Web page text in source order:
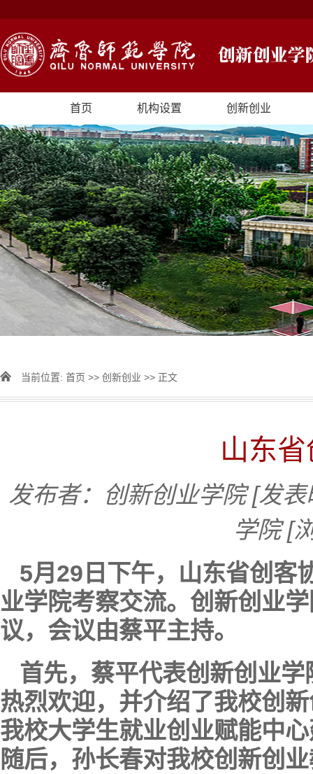
首页 机构设置 创新创业
当前位置: 首页 >> 创新创业 >> 正文
山东
发布者：创新创业学院 [发
学院[
5月29日下午，山东省创客
业学院考察交流。创新创业
议，会议由蔡平主持。
首先，蔡平代表创新创业
热烈欢迎，并介绍了我校创
我校大学生就业创业赋能中
随后，孙长春对我校创新创